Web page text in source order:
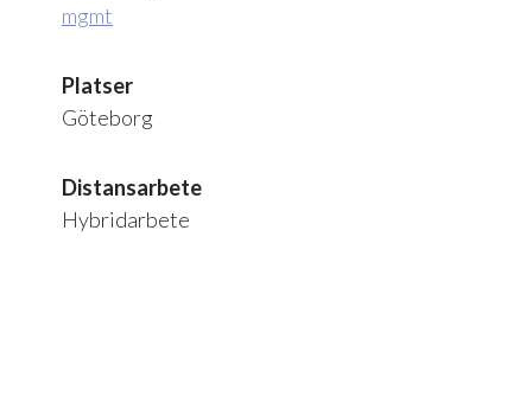
mgmt
Platser
Göteborg
Distansarbete
Hybridarbete